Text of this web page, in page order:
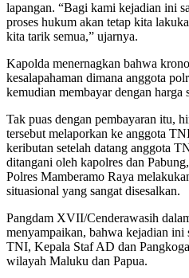
lapangan. “Bagi kami kejadian ini
proses hukum akan tetap kita
kita tarik semua,” ujarnya.
Kapolda menernagkan bahwa
kesalapahaman dimana anggota
kemudian membayar dengan harga
Tak puas dengan pembayaran itu,
tersebut melaporkan ke anggota
keributan setelah datang anggota
ditangani oleh kapolres dan
Polres Mamberamo Raya
situasional yang sangat disesalkan.
Pangdam XVII/Cenderawasih
menyampaikan, bahwa kejadian ini
TNI, Kepala Staf AD dan
wilayah Maluku dan Papua.